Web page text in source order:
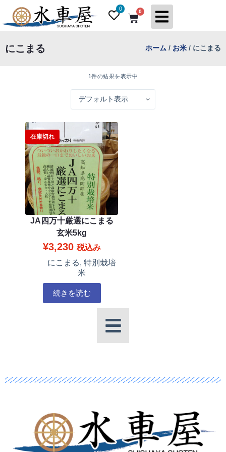
コ
ン
ツ
0 0
にこまる ホーム / お米 / にこまる
1件の結果を表示中
在庫切れ
JA四万十厳選にこまる
玄米5kg
¥3,230 税込み
にこまる, 特別栽培
米
続きを読む